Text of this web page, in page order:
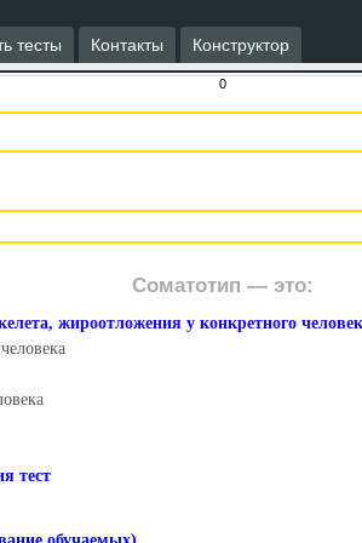
тесты Контакты Конструктор
0
Соматотип — это:
жироотложения у конкретного
тест